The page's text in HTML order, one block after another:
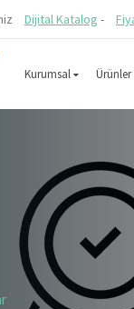
Dijital Katalog -
Kurumsal